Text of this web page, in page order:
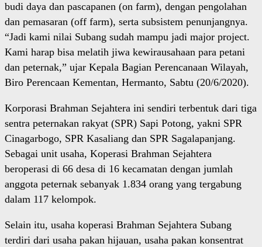
budi daya dan pascapanen (on farm), dengan pengolahan
dan pemasaran (off farm), serta subsistem penunjangnya.
“Jadi kami nilai Subang sudah mampu jadi major project.
Kami harap bisa melatih jiwa kewirausahaan para petani
dan peternak,” ujar Kepala Bagian Perencanaan Wilayah,
Biro Perencaan Kementan, Hermanto, Sabtu (20/6/2020).
Korporasi Brahman Sejahtera ini sendiri terbentuk dari tiga
sentra peternakan rakyat (SPR) Sapi Potong, yakni SPR
Cinagarbogo, SPR Kasaliang dan SPR Sagalapanjang.
Sebagai unit usaha, Koperasi Brahman Sejahtera
beroperasi di 66 desa di 16 kecamatan dengan jumlah
anggota peternak sebanyak 1.834 orang yang tergabung
dalam 117 kelompok.
Selain itu, usaha koperasi Brahman Sejahtera Subang
terdiri dari usaha pakan hijauan, usaha pakan konsentrat